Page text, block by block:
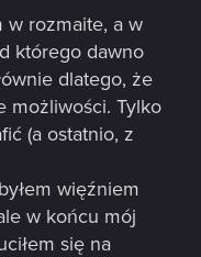
w rozmaite, a w
którego dawno
dlatego, że
możliwości. Tylko
(a ostatnio, z
więźniem
w końcu mój
się na